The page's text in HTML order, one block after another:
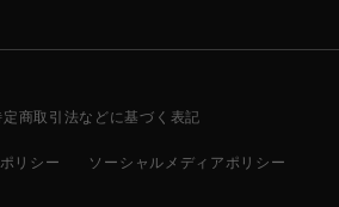
定商取引法などに基づく表記
リシー ソーシャルメディアポリシー